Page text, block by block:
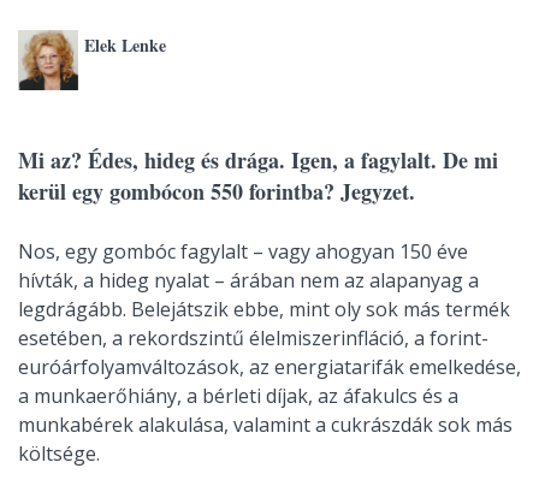
Elek Lenke
Mi az? Édes, hideg és drága. Igen, a fagylalt. De mi
kerül egy gombócon 550 forintba? Jegyzet.
Nos, egy gombóc fagylalt – vagy ahogyan 150 éve
hívták, a hideg nyalat – árában nem az alapanyag a
legdrágább. Belejátszik ebbe, mint oly sok más termék
esetében, a rekordszintű élelmiszerinfláció, a forint-
euróárfolyamváltozások, az energiatarifák emelkedése,
a munkaerőhiány, a bérleti díjak, az áfakulcs és a
munkabérek alakulása, valamint a cukrászdák sok más
költsége.